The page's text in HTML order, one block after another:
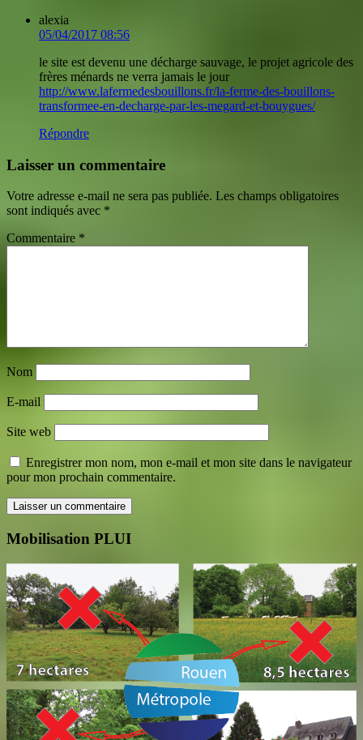
alexia
05/04/2017 08:56
le site est devenu une décharge sauvage, le projet agricole des
frères ménards ne verra jamais le jour
http://www.lafermedesbouillons.fr/la-ferme-des-bouillons-
transformee-en-decharge-par-les-megard-et-bouygues/
Répondre
Laisser un commentaire
Votre adresse e-mail ne sera pas publiée. Les champs obligatoires
sont indiqués avec *
Commentaire *
Nom
E-mail
Site web
Enregistrer mon nom, mon e-mail et mon site dans le navigateur
pour mon prochain commentaire.
Mobilisation PLUI